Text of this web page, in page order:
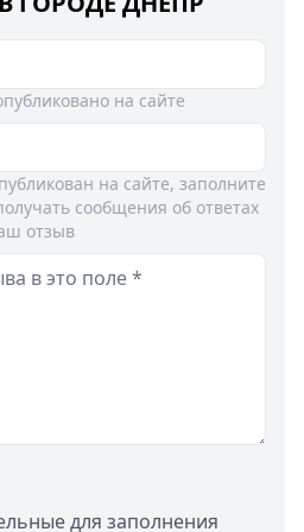
на сайте
на сайте, заполните
сообщения об ответах
отзыв
для заполнения